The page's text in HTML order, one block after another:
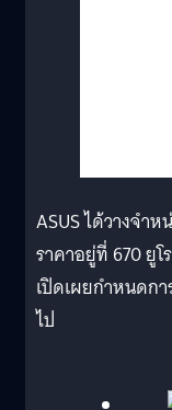
ASUS ได้วางจำ
ราคาอยู่ที่ 670 ยู
เปิดเผยกำหนดก
ไป